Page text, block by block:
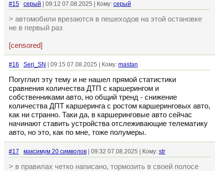
#15 серый | 09:12 07.08.2025 | Кому: серый
> автомобили врезаются в пешеходов на этой остановке
не в первый раз
[censored]
#16 Serj_SN | 09:15 07.08.2025 | Кому: mastan
Погуглил эту тему и не нашел прямой статистики
сравнения количества ДТП с каршерингом и
собственниками авто, но общий тренд - снижение
количества ДПТ каршеринга с ростом каршеринговых авто,
как ни странно. Таки да, в каршеринговые авто сейчас
начинают ставить устройства отслеживающие телематику
авто, но это, как по мне, тоже полумеры.
#17 максимум 20 символов | 09:32 07.08.2025 | Кому: str
> в правилах четко написано, тормозить в своей полосе